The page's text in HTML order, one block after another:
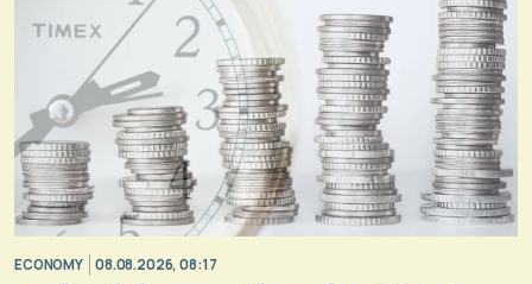
ECONOMY 08.08.2026, 08:17